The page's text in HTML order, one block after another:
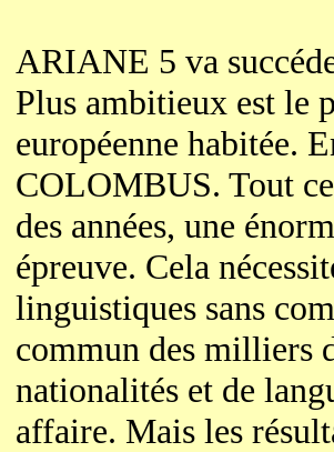
ARIANE 5 va
Plus ambitieux est le
européenne habitée.
COLOMBUS. Tout
des années, une
épreuve. Cela
linguistiques sans
commun des milliers
nationalités et de
affaire. Mais les